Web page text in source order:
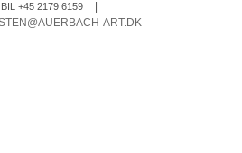
+45 2179 6159
ART.DK